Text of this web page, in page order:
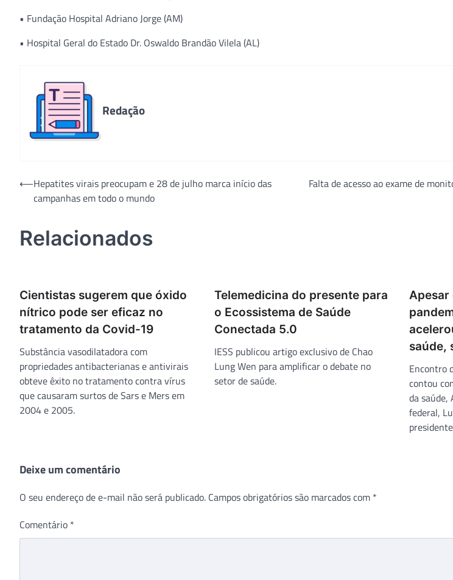
• Fundação Hospital Adriano Jorge (AM)
• Hospital Geral do Estado Dr. Oswaldo Brandão Vilela (AL)
Redação
Navegação
⟵Hepatites virais preocupam e 28 de julho marca início das
campanhas em todo o mundo
Falta de acesso ao exame de
Relacionados
Cientistas sugerem que óxido
nítrico pode ser eficaz no
tratamento da Covid-19
Substância vasodilatadora com
propriedades antibacterianas e antivirais
obteve êxito no tratamento contra vírus
que causaram surtos de Sars e Mers em
2004 e 2005.
Telemedicina do presente para
o Ecossistema de Saúde
Conectada 5.0
IESS publicou artigo exclusivo de Chao
Lung Wen para amplificar o debate no
setor de saúde.
Apesar
saúde,
Encontro
contou
da saúde,
federal,
Deixe um comentário
O seu endereço de e-mail não será publicado. Campos obrigatórios são marcados com *
Comentário *